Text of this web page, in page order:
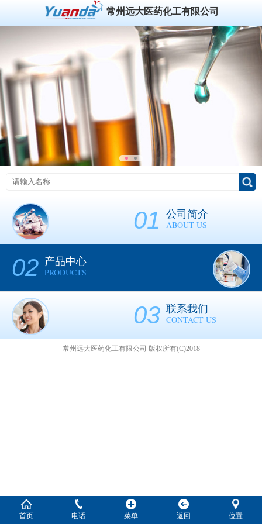
常州远大医药化工有限公司
01 公司简介
ABOUT US
02 产品中心
PRODUCTS
03 联系我们
CONTACT US
常州远大医药化工有限公司 版权所有(C)2018
首页 电话 菜单 返回 位置